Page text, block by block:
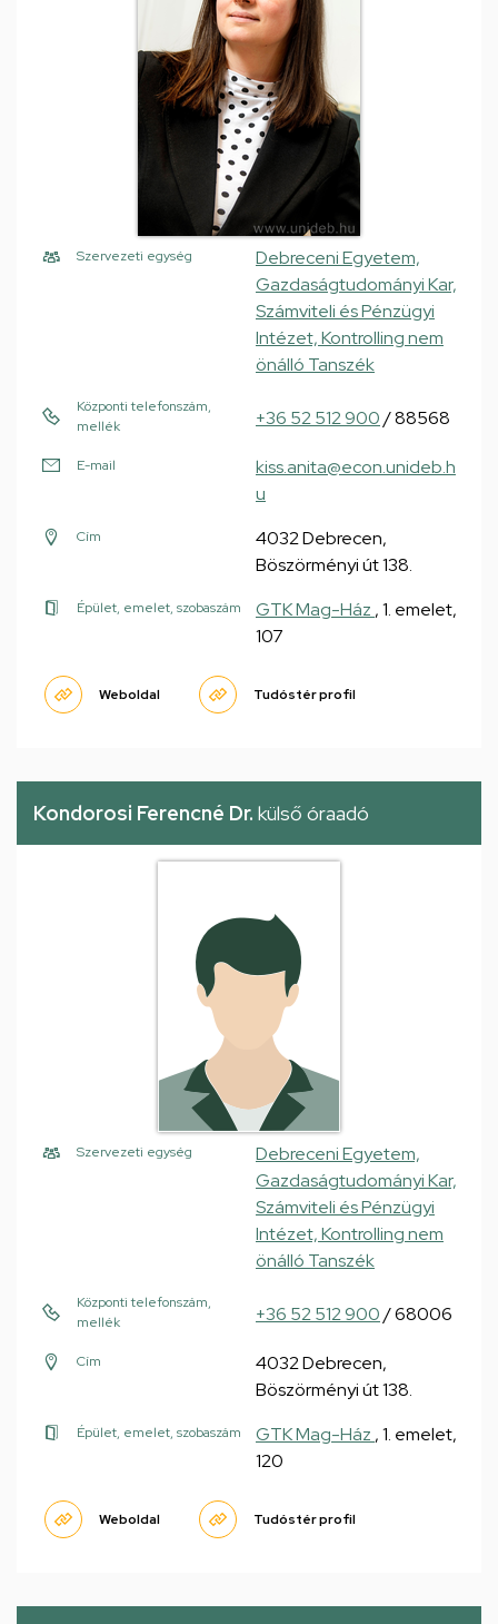
Szervezeti egység
Debreceni Egyetem,
Gazdaságtudományi Kar,
Számviteli és Pénzügyi
Intézet, Kontrolling nem
önálló Tanszék
Központi telefonszám,
mellék
+36 52 512 900/ 88568
E-mail
kiss.anita@econ.unideb.h
u
Cím
4032 Debrecen,
Böszörményi út 138.
Épület, emelet, szobaszám GTK Mag-Ház , 1. emelet,
107
Weboldal Tudóstér profil
Kondorosi Ferencné Dr. külső óraadó
Szervezeti egység
Debreceni Egyetem,
Gazdaságtudományi Kar,
Számviteli és Pénzügyi
Intézet, Kontrolling nem
önálló Tanszék
Központi telefonszám,
mellék
+36 52 512 900/ 68006
Cím
4032 Debrecen,
Böszörményi út 138.
Épület, emelet, szobaszám GTK Mag-Ház , 1. emelet,
120
Weboldal Tudóstér profil